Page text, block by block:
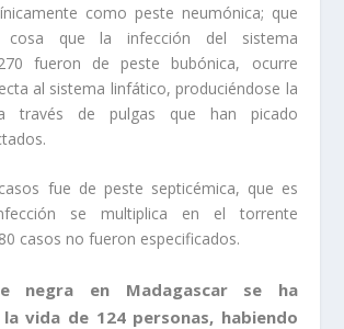
como peste neumónica; que
que la infección del sistema
fueron de peste bubónica, ocurre
al sistema linfático, produciéndose la
través de pulgas que han picado
fue de peste septicémica, que es
se multiplica en el torrente
casos no fueron especificados.
negra en Madagascar se ha
vida de 124 personas, habiendo